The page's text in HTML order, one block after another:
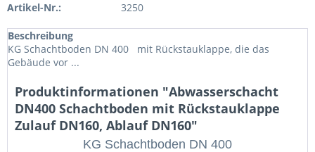
Artikel-Nr.: 3250
Beschreibung
KG Schachtboden DN 400 mit Rückstauklappe, die das
Gebäude vor ...
Produktinformationen "Abwasserschacht
DN400 Schachtboden mit Rückstauklappe
Zulauf DN160, Ablauf DN160"
KG Schachtboden DN 400